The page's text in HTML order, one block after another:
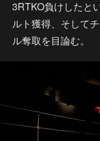
3RTKO負けしたと
ルト獲得、そして
ル奪取を目論む。